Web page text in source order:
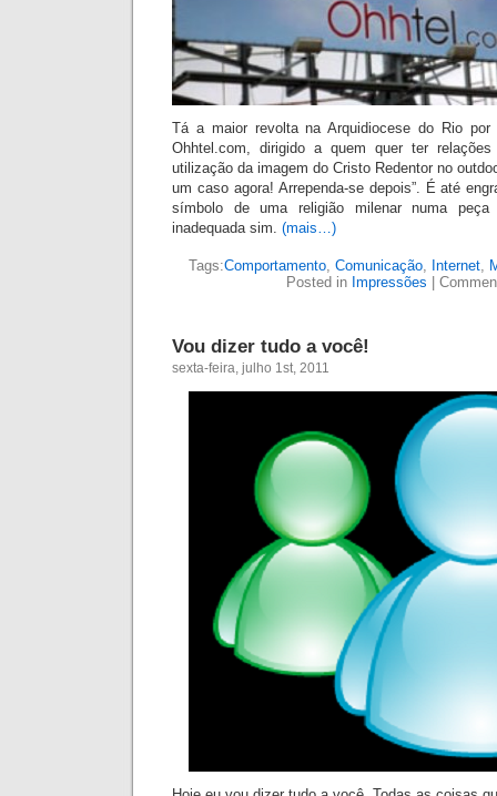
Tá a maior revolta na Arquidiocese do Rio
Ohhtel.com, dirigido a quem quer ter
utilização da imagem do Cristo Redentor no
um caso agora! Arrependa-se depois”. É até
símbolo de uma religião milenar numa
inadequada sim. (mais…)
Tags:Comportamento, Comunicação, Internet,
Posted in Impressões
Vou dizer tudo a você!
sexta-feira, julho 1st, 2011